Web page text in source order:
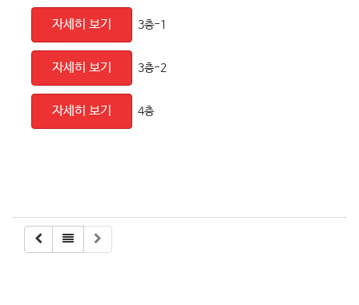
자세히 보기 3층-1
자세히 보기 3층-2
자세히 보기 4층